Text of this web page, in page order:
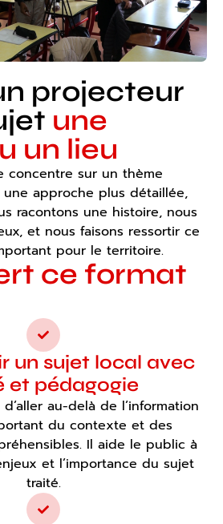
projecteur
une
un lieu
concentre sur un thème
approche plus détaillée,
racontons une histoire, nous
et nous faisons ressortir ce
pour le territoire.
ce format
un sujet local avec
et pédagogie
au-delà de l’information
du contexte et des
Il aide le public à
et l’importance du sujet
traité.